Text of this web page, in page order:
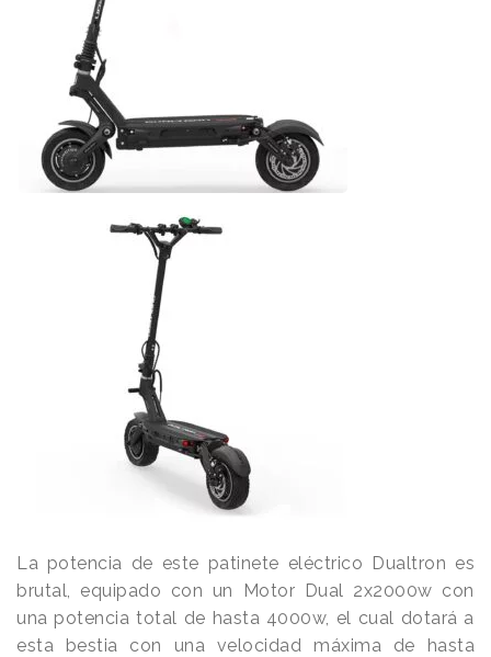
La potencia de este patinete eléctrico Dualtron es
brutal, equipado con un Motor Dual 2x2000w con
una potencia total de hasta 4000w, el cual dotará a
esta bestia con una velocidad máxima de hasta